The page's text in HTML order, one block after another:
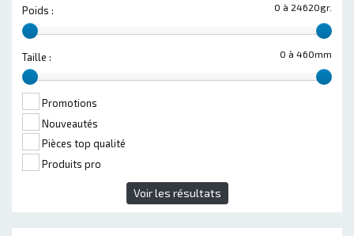
0 à 24620gr.
Poids :
0 à 460mm
Taille :
Promotions
Nouveautés
Pièces top qualité
Produits pro
Voir les résultats